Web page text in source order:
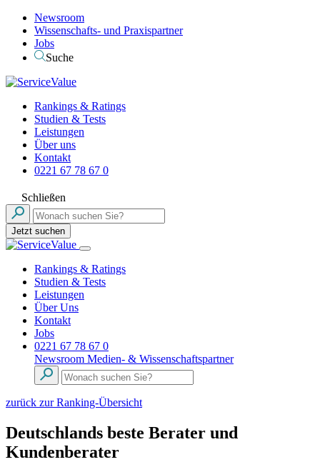
Newsroom
Wissenschafts- und Praxispartner
Jobs
Suche
Rankings & Ratings
Studien & Tests
Leistungen
Über uns
Kontakt
0221 67 78 67 0
Schließen
Jetzt suchen
Rankings & Ratings
Studien & Tests
Leistungen
Über Uns
Kontakt
Jobs
0221 67 78 67 0
Newsroom Medien- & Wissenschaftspartner
zurück zur Ranking-Übersicht
Deutschlands beste Berater und
Kundenberater